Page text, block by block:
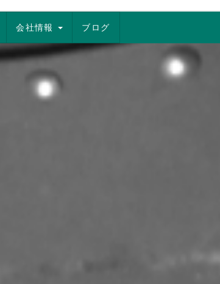
会社情報 ブログ